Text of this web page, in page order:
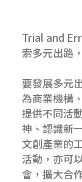
Trial and
索多元出路
要發展多元
為商業機構
提供不同活
神、認識新
文創產業的
活動，亦可
會，擴大合